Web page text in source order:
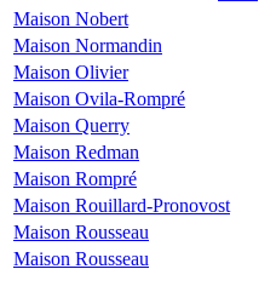
Maison Nobert
Maison Normandin
Maison Olivier
Maison Ovila-Rompré
Maison Querry
Maison Redman
Maison Rompré
Maison Rouillard-Pronovost
Maison Rousseau
Maison Rousseau